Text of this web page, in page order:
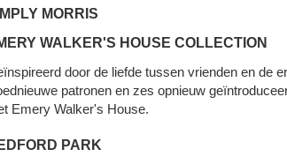
MORRIS
WALKER'S HOUSE COLLECTION
door de liefde tussen vrienden en de
patronen en zes opnieuw
Emery Walker's House.
PARK